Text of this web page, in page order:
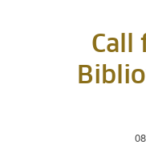
Call